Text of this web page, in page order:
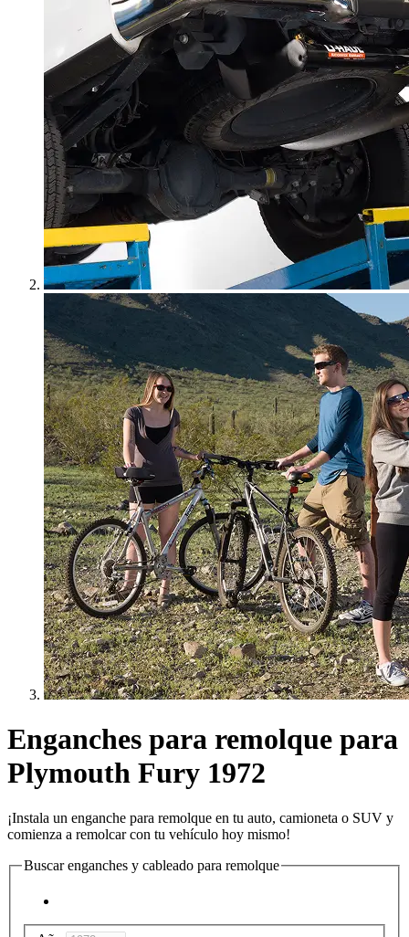
Enganches para remolque para
Plymouth Fury 1972
¡Instala un enganche para remolque en tu auto, camioneta o SUV y
comienza a remolcar con tu vehículo hoy mismo!
Buscar enganches y cableado para remolque